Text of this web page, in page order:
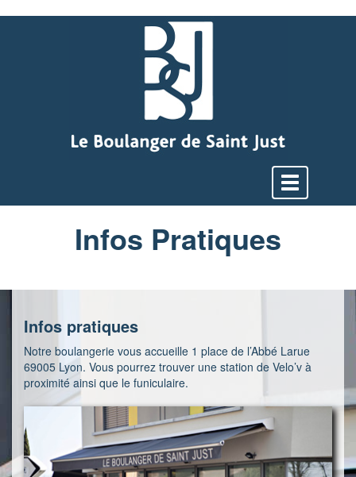
Afficher
le
Infos Pratiques
Infos pratiques
Notre boulangerie vous accueille 1 place de l’Abbé Larue
69005 Lyon. Vous pourrez trouver une station de Velo’v à
proximité ainsi que le funiculaire.